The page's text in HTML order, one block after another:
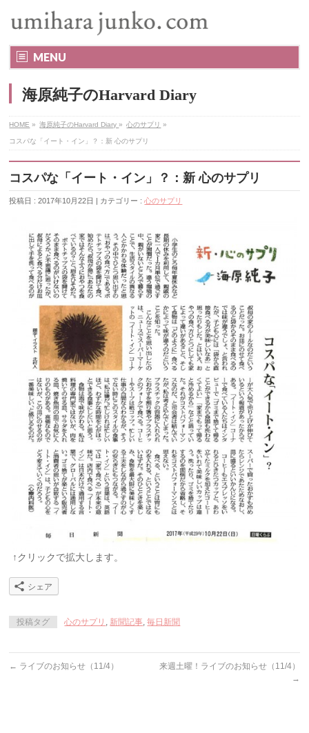
MENU
海原純子のHarvard Diary
HOME » 海原純子のHarvard Diary» 心のサプリ »
コスパな「イート・イン」？：新 心のサプリ
コスパな「イート・イン」？：新 心のサプリ
投稿日 : 2017年10月22日 | カテゴリー :心のサプリ
↑クリックで拡大します。
シェア
投稿タグ 心のサプリ , 新聞記事,毎日新聞
← ライブのお知らせ（11/4）
来週土曜！ライブのお知らせ（11/4）
→